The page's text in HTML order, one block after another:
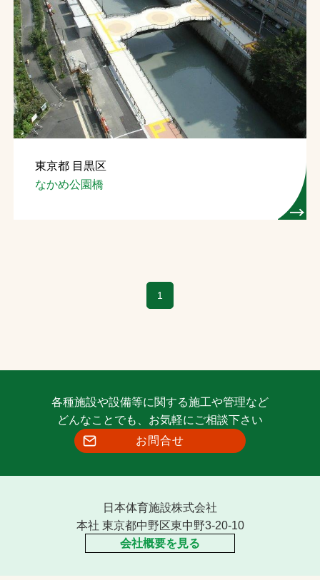
東京都 目黒区
なかめ公園橋
1
各種施設や設備等に関する施工や管理など
どんなことでも、お気軽にご相談下さい
お問合せ
日本体育施設株式会社
本社 東京都中野区東中野3-20-10
会社概要を見る